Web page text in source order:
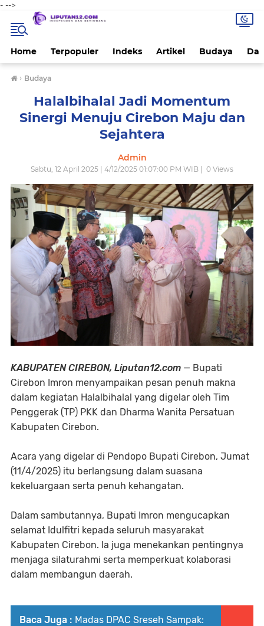
- -->
Home Terpopuler Indeks Artikel Budaya
› Budaya
Halalbihalal Jadi Momentum
Sinergi Menuju Cirebon Maju dan
Sejahtera
Admin
Sabtu, 12 April 2025 | 4/12/2025 01:07:00 PM WIB | 0 Views
KABUPATEN CIREBON, Liputan12.com — Bupati
Cirebon Imron menyampaikan pesan penuh makna
dalam kegiatan Halalbihalal yang digelar oleh Tim
Penggerak (TP) PKK dan Dharma Wanita Persatuan
Kabupaten Cirebon.
Acara yang digelar di Pendopo Bupati Cirebon, Jumat
(11/4/2025) itu berlangsung dalam suasana
kekeluargaan serta penuh kehangatan.
Dalam sambutannya, Bupati Imron mengucapkan
selamat Idulfitri kepada seluruh masyarakat
Kabupaten Cirebon. Ia juga menekankan pentingnya
menjaga silaturahmi serta memperkuat kolaborasi
dalam membangun daerah.
Baca Juga : Madas DPAC Sreseh Sampak: